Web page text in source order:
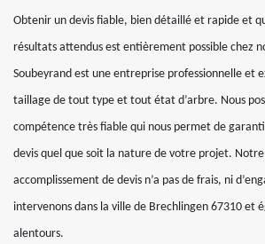
Obtenir un devis fiable, bien détaillé et rapide et
résultats attendus est entièrement possible chez
Soubeyrand est une entreprise professionnelle et
taillage de tout type et tout état d’arbre. Nous
compétence très fiable qui nous permet de
devis quel que soit la nature de votre projet.
accomplissement de devis n’a pas de frais, ni
intervenons dans la ville de Brechlingen 67310 et
alentours.